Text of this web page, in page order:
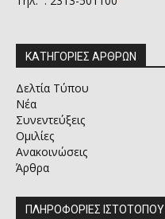
ΚΑΤΗΓΟΡΙΕΣ ΑΡΘΡΩΝ
Δελτία Τύπου
Νέα
Συνεντεύξεις
Ομιλίες
Ανακοινώσεις
Άρθρα
ΠΛΗΡΟΦΟΡΙΕΣ ΙΣΤΟΤΟΠΟΥ